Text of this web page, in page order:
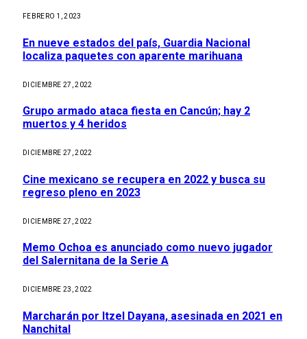
FEBRERO 1, 2023
En nueve estados del país, Guardia Nacional
localiza paquetes con aparente marihuana
DICIEMBRE 27, 2022
Grupo armado ataca fiesta en Cancún; hay 2
muertos y 4 heridos
DICIEMBRE 27, 2022
Cine mexicano se recupera en 2022 y busca su
regreso pleno en 2023
DICIEMBRE 27, 2022
Memo Ochoa es anunciado como nuevo jugador
del Salernitana de la Serie A
DICIEMBRE 23, 2022
Marcharán por Itzel Dayana, asesinada en 2021 en
Nanchital